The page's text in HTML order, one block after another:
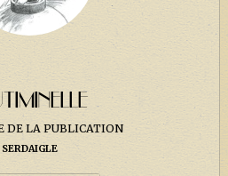
DE LA PUBLICATION
SERDAIGLE